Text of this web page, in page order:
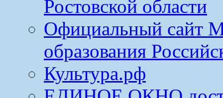
Ростовской области
Официальный сайт
образования
Культура.рф